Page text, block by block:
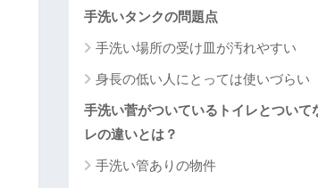
手洗いタンクの問題点
手洗い場所の受け皿が汚れやすい
身長の低い人にとっては使いづらい
手洗い菅がついているトイレとついて
レの違いとは？
手洗い管ありの物件